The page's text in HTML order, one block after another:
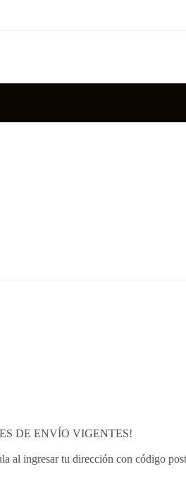
DE ENVÍO VIGENTES!
al ingresar tu dirección con código